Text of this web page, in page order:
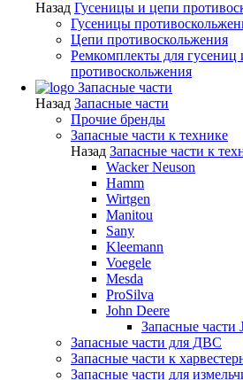
Назад Гусеницы и цепи
Гусеницы
Цепи противоскольжения
Ремкомплекты для гусениц
противоскольжения
Запасные части
Назад Запасные части
Прочие бренды
Запасные части к технике
Назад Запасные части к
Wacker Neuson
Hamm
Wirtgen
Manitou
Sany
Kleemann
Voegele
Mesda
ProSilva
John Deere
Запасные части
Запасные части для ДВС
Запасные части к
Запасные части для